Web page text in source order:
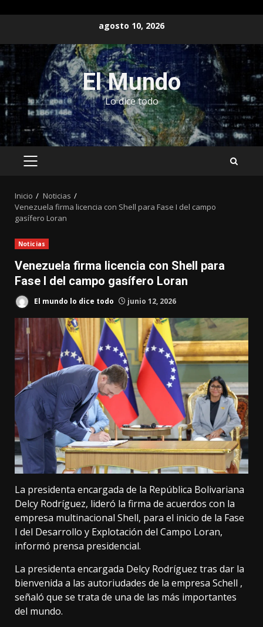
contenido
agosto 10, 2026
El Mundo
Lo dice todo
MENÚ
Inicio
Noticias
Venezuela firma licencia con Shell para Fase I del campo
gasífero Loran
Noticias
Venezuela firma licencia con Shell para
Fase I del campo gasífero Loran
El mundo lo dice todo junio 12, 2026
La presidenta encargada de la República Bolivariana
Delcy Rodríguez, lideró la firma de acuerdos con la
empresa multinacional Shell, para el inicio de la Fase
I del Desarrollo y Explotación del Campo Loran,
informó prensa presidencial.
La presidenta encargada Delcy Rodríguez tras dar la
bienvenida a las autoriudades de la empresa Schell ,
señaló que se trata de una de las más importantes
del mundo.